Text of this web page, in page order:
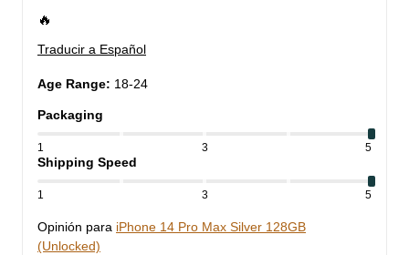
🔥
Traducir a Español
Age Range: 18-24
Packaging
1 3 5
Shipping Speed
1 3 5
Opinión para iPhone 14 Pro Max Silver 128GB
(Unlocked)